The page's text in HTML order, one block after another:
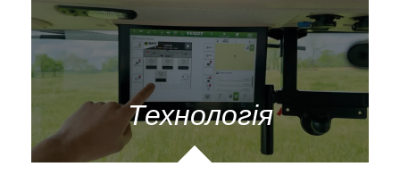
Технологія